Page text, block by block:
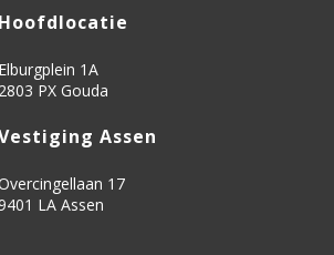
Hoofdlocatie
Elburgplein 1A
2803 PX Gouda
Assen
17
LA Assen